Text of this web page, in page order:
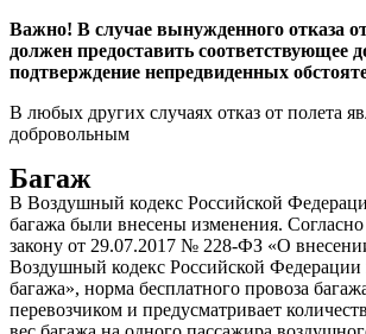
Важно! В случае вынужденного отказа
должен предоставить соответствующее
подтверждение непредвиденных
В любых других случаях отказ от полета
добровольным
Багаж
В Воздушный кодекс Российской
багажа были внесены изменения.
закону от 29.07.2017 № 228-ФЗ «О
Воздушный кодекс Российской Федерации
багажа», норма бесплатного провоза
перевозчиком и предусматривает